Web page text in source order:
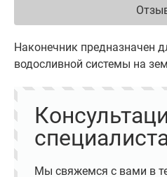
Наконечник предназначен
водосливной системы на
Мы свяжемся с вами в